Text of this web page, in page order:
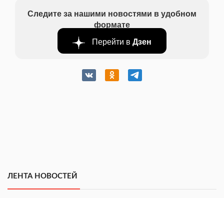
Следите за нашими новостями в удобном
формате
Перейти в Дзен
ЛЕНТА НОВОСТЕЙ